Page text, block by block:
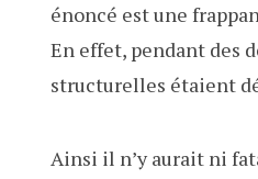
énoncé est une
En effet, pendant des
structurelles étaient
Ainsi il n’y aurait ni